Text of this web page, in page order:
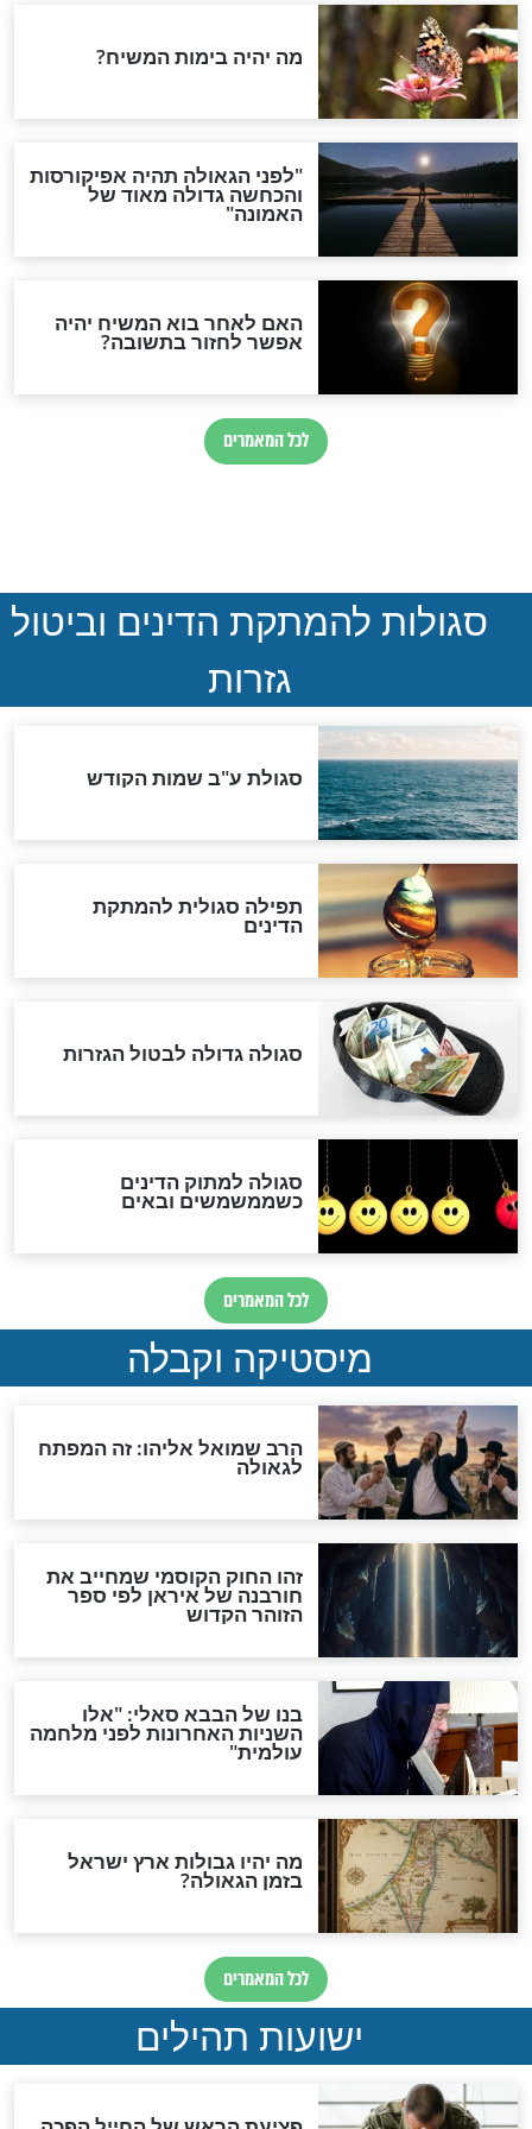
מתחיל
חדשות יהדות
הותר לפרסום: לוחמי מילואים
נהרגו בדרום לבנון
ההסכם החשאי של טראמפ
ואיראן: בלי שקיפות ועם הרבה
סימני שאלה
במרתפי מוסקבה: כתב היד
הנדיר של הרשב"ם התגלה
"מודה לקב"ה על כל השנים"
לכל המאמרים
אחרית הימים
האם אפשר לחשב את הקץ?
מה יהיה בימות המשיח?
"לפני הגאולה תהיה אפיקורסות
והכחשה גדולה מאוד של
האמונה"
האם לאחר בוא המשיח יהיה
אפשר לחזור בתשובה?
לכל המאמרים
להמתקת הדינים וביטול
גזרות